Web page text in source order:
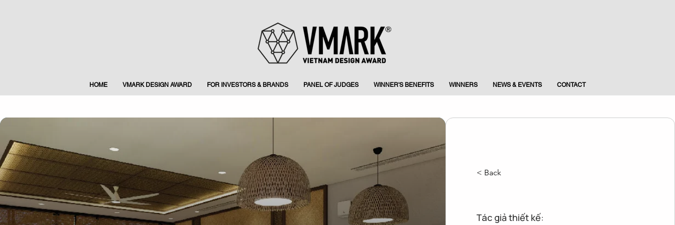
HOME VMARK DESIGN AWARD FOR INVESTORS & BRANDS PANEL OF JUDGES WINNER'S BENEFITS WINNERS NEWS & EVENTS CONTACT
< Back
Tác giả thiết kế: